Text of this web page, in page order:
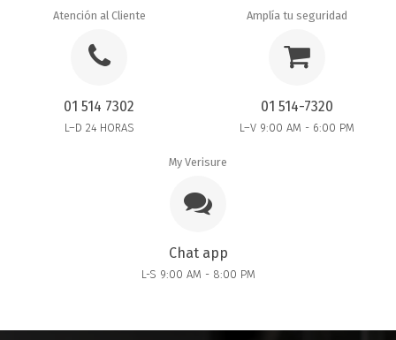
Atención al Cliente
01 514 7302
L–D 24 HORAS
Amplía tu seguridad
01 514-7320
L–V 9:00 AM - 6:00 PM
My Verisure
Chat app
L-S 9:00 AM - 8:00 PM